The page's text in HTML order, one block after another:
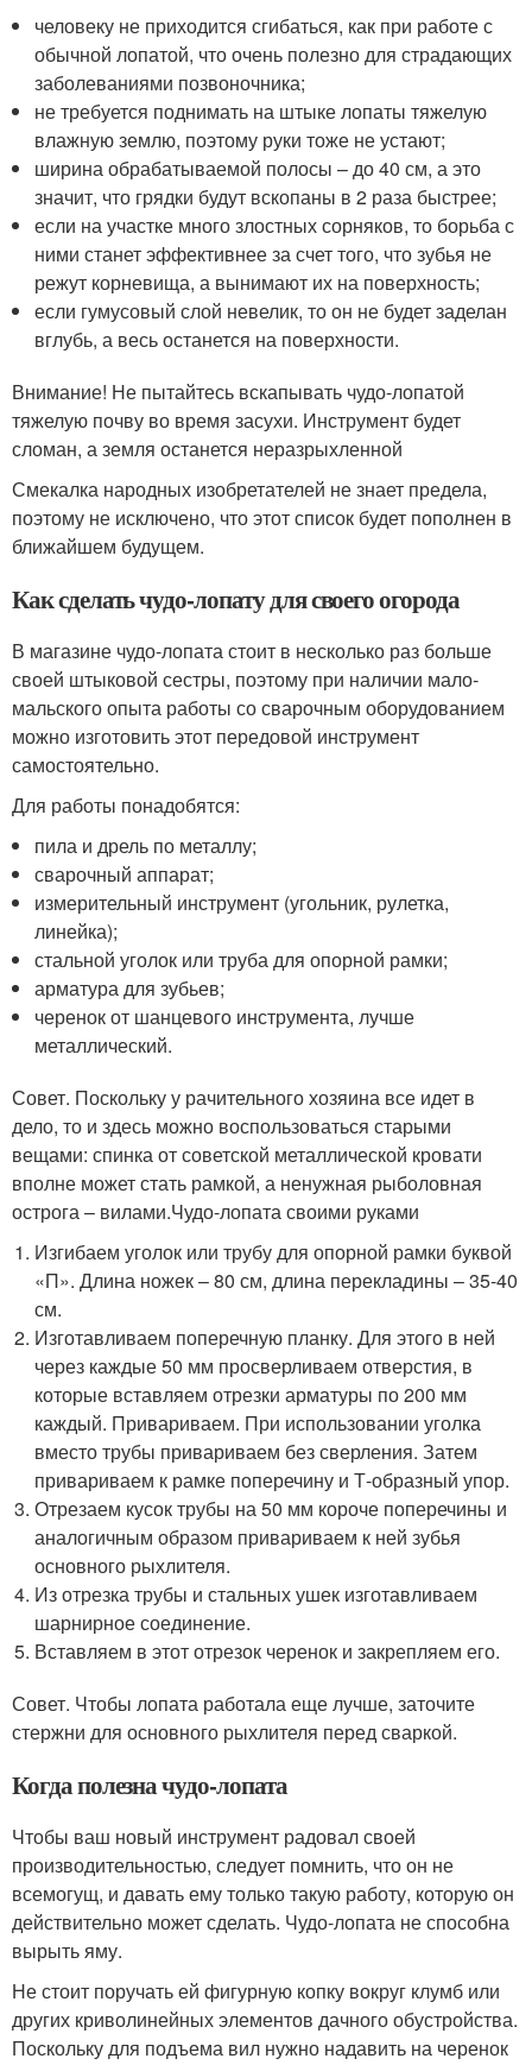
человеку не приходится сгибаться, как при работе с
обычной лопатой, что очень полезно для страдающих
заболеваниями позвоночника;
не требуется поднимать на штыке лопаты тяжелую
влажную землю, поэтому руки тоже не устают;
ширина обрабатываемой полосы – до 40 см, а это
значит, что грядки будут вскопаны в 2 раза быстрее;
если на участке много злостных сорняков, то борьба с
ними станет эффективнее за счет того, что зубья не
режут корневища, а вынимают их на поверхность;
если гумусовый слой невелик, то он не будет заделан
вглубь, а весь останется на поверхности.
Внимание! Не пытайтесь вскапывать чудо-лопатой
тяжелую почву во время засухи. Инструмент будет
сломан, а земля останется неразрыхленной
Смекалка народных изобретателей не знает предела,
поэтому не исключено, что этот список будет пополнен в
ближайшем будущем.
Как сделать чудо-лопату для своего огорода
В магазине чудо-лопата стоит в несколько раз больше
своей штыковой сестры, поэтому при наличии мало-
мальского опыта работы со сварочным оборудованием
можно изготовить этот передовой инструмент
самостоятельно.
Для работы понадобятся:
пила и дрель по металлу;
сварочный аппарат;
измерительный инструмент (угольник, рулетка,
линейка);
стальной уголок или труба для опорной рамки;
арматура для зубьев;
черенок от шанцевого инструмента, лучше
металлический.
Совет. Поскольку у рачительного хозяина все идет в
дело, то и здесь можно воспользоваться старыми
вещами: спинка от советской металлической кровати
вполне может стать рамкой, а ненужная рыболовная
острога – вилами.Чудо-лопата своими руками
Изгибаем уголок или трубу для опорной рамки буквой
«П». Длина ножек – 80 см, длина перекладины – 35-40
см.
Изготавливаем поперечную планку. Для этого в ней
через каждые 50 мм просверливаем отверстия, в
которые вставляем отрезки арматуры по 200 мм
каждый. Привариваем. При использовании уголка
вместо трубы привариваем без сверления. Затем
привариваем к рамке поперечину и Т-образный упор.
Отрезаем кусок трубы на 50 мм короче поперечины и
аналогичным образом привариваем к ней зубья
основного рыхлителя.
Из отрезка трубы и стальных ушек изготавливаем
шарнирное соединение.
Вставляем в этот отрезок черенок и закрепляем его.
Совет. Чтобы лопата работала еще лучше, заточите
стержни для основного рыхлителя перед сваркой.
Когда полезна чудо-лопата
Чтобы ваш новый инструмент радовал своей
производительностью, следует помнить, что он не
всемогущ, и давать ему только такую работу, которую он
действительно может сделать. Чудо-лопата не способна
вырыть яму.
Не стоит поручать ей фигурную копку вокруг клумб или
других криволинейных элементов дачного обустройства.
Поскольку для подъема вил нужно надавить на черенок